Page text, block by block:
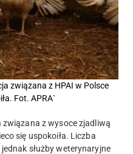
związana z HPAI w Polsce
Fot. APRA`
z wysoce zjadliwą
się uspokoiła. Liczba
służby weterynaryjne